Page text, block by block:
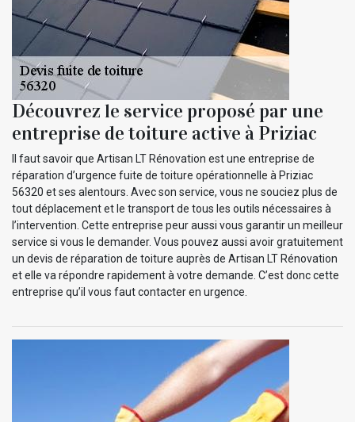
Découvrez le service proposé par une
entreprise de toiture active à Priziac
Il faut savoir que Artisan LT Rénovation est une entreprise de
réparation d’urgence fuite de toiture opérationnelle à Priziac
56320 et ses alentours. Avec son service, vous ne souciez plus de
tout déplacement et le transport de tous les outils nécessaires à
l’intervention. Cette entreprise peur aussi vous garantir un meilleur
service si vous le demander. Vous pouvez aussi avoir gratuitement
un devis de réparation de toiture auprès de Artisan LT Rénovation
et elle va répondre rapidement à votre demande. C’est donc cette
entreprise qu’il vous faut contacter en urgence.